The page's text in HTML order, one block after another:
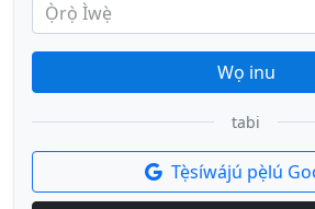
Ọ̀rọ̀ Ìwẹ̀
Wọ inu
tabi
Tẹ̀síwájú pẹ̀lú